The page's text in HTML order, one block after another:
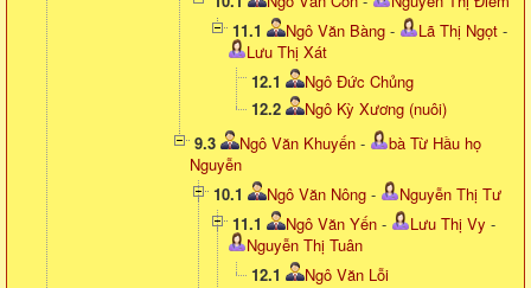
11.1
Ngô Văn Bàng - Lã Thị Ngọt -
Lưu Thị Xát
12.1
Ngô Đức Chủng
12.2
Ngô Kỳ Xương (nuôi)
9.3
Ngô Văn Khuyến -
bà Từ Hầu họ
Nguyễn
10.1
Ngô Văn Nông -
Nguyễn Thị Tư
11.1
Ngô Văn Yến - Lưu Thị Vy -
Nguyễn Thị Tuân
12.1
Ngô Văn Lỗi